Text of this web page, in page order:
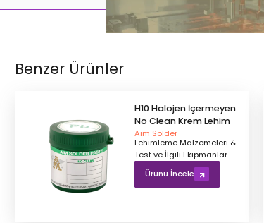
Benzer Ürünler
H10 Halojen İçermeyen
No Clean Krem Lehim
Aim Solder
Lehimleme Malzemeleri &
Test ve İlgili Ekipmanlar
Ürünü İncele